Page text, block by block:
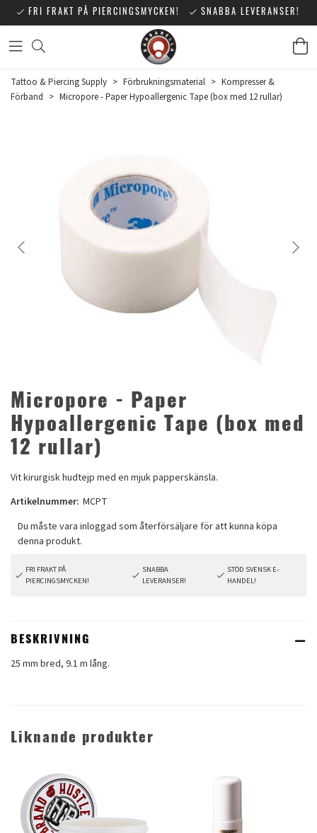
FRI FRAKT PÅ PIERCINGSMYCKEN! SNABBA LEVERANSER!
Tattoo & Piercing Supply > Förbrukningsmaterial > Kompresser &
Förband > Micropore - Paper Hypoallergenic Tape (box med 12 rullar)
Micropore - Paper
Hypoallergenic Tape (box med
12 rullar)
Vit kirurgisk hudtejp med en mjuk papperskänsla.
Artikelnummer: MCPT
FRI FRAKT PÅ
PIERCINGSMYCKEN!
SNABBA
LEVERANSER!
STÖD SVENSK E-
HANDEL!
BESKRIVNING
25 mm bred, 9.1 m lång.
Liknande produkter